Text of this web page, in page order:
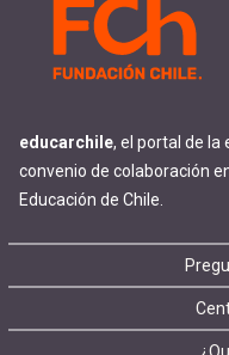
educarchile, el portal de la
convenio de colaboración
Educación de Chile.
Footer